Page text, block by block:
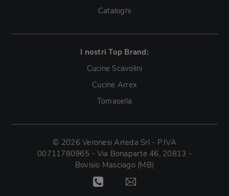
Cataloghi
I nostri Top Brand:
Cucine Scavolini
Cucine Arrex
Tomasella
© 2026 Veronesi Arreda Srl - P.IVA
00711780965 - Via Bonaparte 46, 20813 -
Bovisio Masciago (MB)